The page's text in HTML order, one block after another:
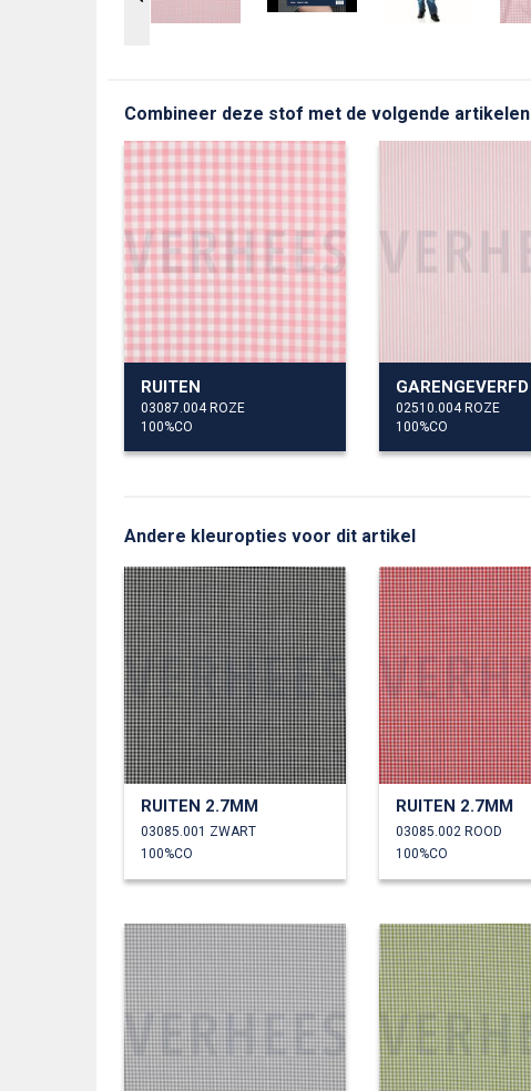
Combineer deze stof met de volgende artikelen
RUITEN
03087.004 ROZE
100%CO
02510.004 ROZE
100%CO
Andere kleuropties voor dit artikel
RUITEN 2.7MM
03085.001 ZWART
100%CO
RUITEN 2.7MM
03085.002 ROOD
100%CO